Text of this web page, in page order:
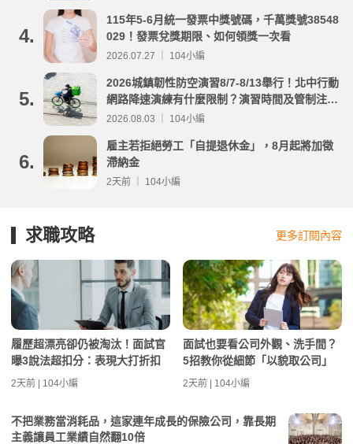
4.
115年5-6月統一發票中獎號碼，千萬獎號38548
029！發票兌獎期限、如何領獎一次看
2026.07.27 ｜ 104小編
5.
2026城鎮韌性防空演習8/7-8/13舉行！北中行動
網路降速演練有什麼限制？演習時間及管制注意
事項整理
2026.08.03 ｜ 104小編
6.
雇主若拒絕勞工「自提退休金」，8月起將加徵
滯納金
2天前 ｜ 104小編
求職攻略 更多訂閱內容
履歷超漂亮卻仍被淘汰！面試官
曝3說法超扣分：表現大打折扣
2天前 | 104小編
面試也要看公司外觀、洗手間？
5招教你從細節「以貌取公司」
2天前 | 104小編
不把業務當消耗品，這家連年成長的保險公司，靠長期
主義讓員工業績自然翻10倍